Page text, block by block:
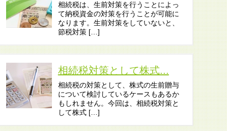
相続税は、生前対策を行うことによっ
て納税資金の対策を行うことが可能に
なります。生前対策をしていないと、
節税対策 […]
相続税対策として株式...
相続税の対策として、株式の生前贈与
について検討しているケースもあるか
もしれません。今回は、相続税対策と
して株式 […]